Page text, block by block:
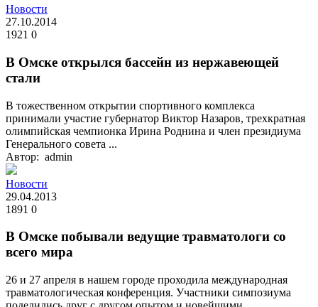
Новости
27.10.2014
1921 0
В Омске открылся бассейн из нержавеющей
стали
В тожественном открытии спортивного комплекса
принимали участие губернатор Виктор Назаров, трехкратная
олимпийская чемпионка Ирина Роднина и член президиума
Генерального совета ...
Автор: admin
Новости
29.04.2013
1891 0
В Омске побывали ведущие травматологи со
всего мира
26 и 27 апреля в нашем городе проходила международная
травматологическая конференция. Участники симпозиума